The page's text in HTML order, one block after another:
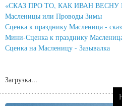
«СКАЗ ПРО ТО, КАК ИВАН ВЕСНУ
Масленицы или Проводы Зимы
Сценка к празднику Масленица -
Мини-Сценка к празднику
Сценка на Масленицу - Зазывалка
Загрузка...